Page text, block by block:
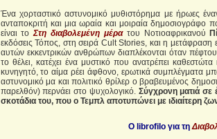
Ένα χορταστικό αστυνομικό μυθιστόρημα με ήρωες
ανταποκριτή και μια ωραία και μοιραία δημοσιογράφο
είναι τοΣτη διαβολεμένη μέρατου Νοτιοαφρικανού
εκδόσεις Τόπος, στη σειρά Cult Stories, και η μετάφραση
αυτών εκκεντρικών ανθρώπων διαπλέκονται όταν
το θέλει, κατέχει ένα μυστικό που ανατρέπει καθεστώτα
κυνηγητό, το αίμα ρέει άφθονο, ερωτικά συμπλέγματα
αστυνομικό μα και πολιτικό θρίλερ ο βραβευμένος
παρελθόν) περνάει στο ψυχολογικό. Σύγχρονη ματιά
σκοτάδια του, που ο Τεμπλ αποτυπώνει με ιδιαίτερη
Ο librofilo για τη